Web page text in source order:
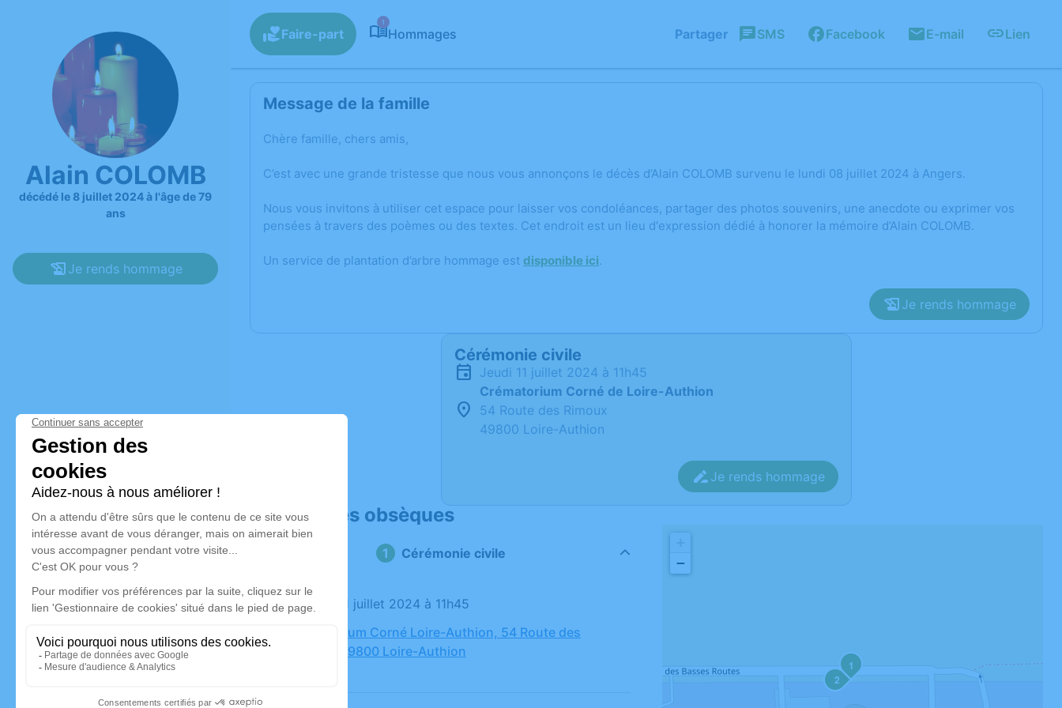
Alain COLOMB
décédé le 8 juillet 2024 à l'âge de 79
ans
Je rends hommage
Faire-part
1
Hommages Partager SMS Facebook E-mail Lien
Message de la famille
Chère famille, chers amis,
C’est avec une grande tristesse que nous vous annonçons le décès d’Alain COLOMB survenu le lundi 08 juillet 2024 à Angers.
Nous vous invitons à utiliser cet espace pour laisser vos condoléances, partager des photos souvenirs, une anecdote ou exprimer vos
pensées à travers des poèmes ou des textes. Cet endroit est un lieu d'expression dédié à honorer la mémoire d’Alain COLOMB.
Un service de plantation d’arbre hommage est disponible ici.
Je rends hommage
Cérémonie civile
jeudi 11 juillet 2024 à 11h45
Crématorium Corné de Loire-Authion
54 Route des Rimoux
49800 Loire-Authion
Je rends hommage
Déroulé des obsèques
Cérémonie civile
Le jeudi 11 juillet 2024 à 11h45
Crématorium Corné Loire-Authion, 54 Route des
Rimoux, 49800 Loire-Authion
1
2
−